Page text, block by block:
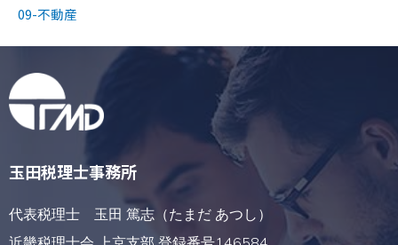
09-不動産
玉田税理士事務所
代表税理士 玉田 篤志（たまだ あつし）